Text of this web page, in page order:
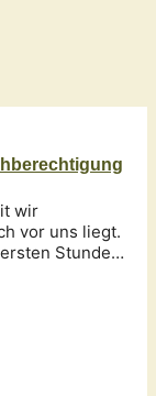
wir
vor uns liegt.
Stunde…